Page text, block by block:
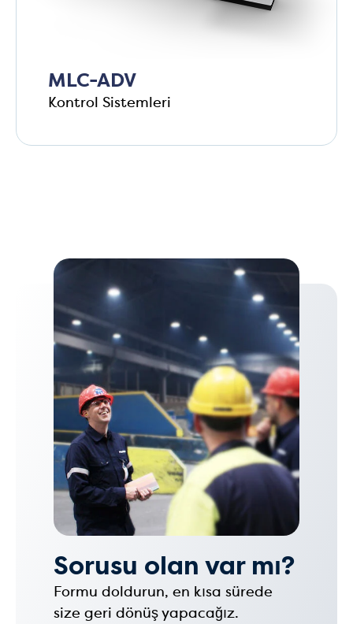
MLC-ADV
Kontrol Sistemleri
Sorusu olan var mı?
Formu doldurun, en kısa sürede
size geri dönüş yapacağız.